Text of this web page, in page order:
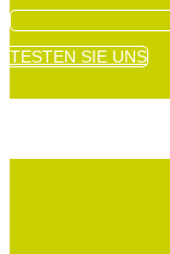
TESTEN SIE UNS